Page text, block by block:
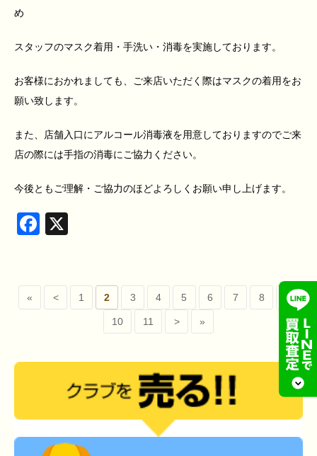
め
スタッフのマスク着用・手洗い・消毒を実施しております。
お客様におかれましても、ご来店いただく際はマスクの着用をお
願い致します。
また、店舗入口にアルコール消毒液を用意しておりますのでご来
店の際には手指の消毒にご協力ください。
今後ともご理解・ご協力のほどよろしくお願い申し上げます。
Facebook
« < 1 2 3 4 5 6 7 8 9
10 11 > »